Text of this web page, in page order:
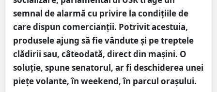
semnal de alarmă cu privire la condițiile de
care dispun comercianții. Potrivit acestuia,
produsele ajung să fie vândute și pe treptele
clădirii sau, câteodată, direct din mașini. O
soluție, spune senatorul, ar fi deschiderea unei
piețe volante, în weekend, în parcul orașului.